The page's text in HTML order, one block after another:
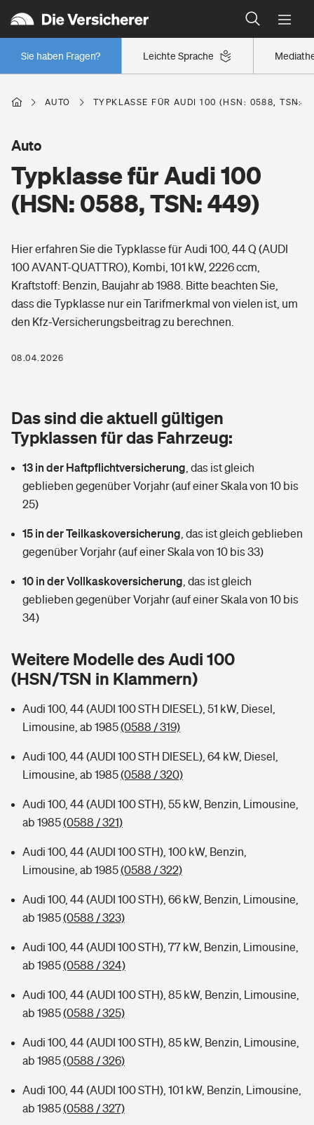
Leichte Sprache
Sie haben Fragen?
Wer versichert was: Jetzt Versicherer finden
Regionalklassen: So ist Ihre Region eingestuft
Wer versichert was: Jetzt Versicherer finden
Berufsunfähigkeitsversicherung
Erwerbsunfähigkeitsversicherung
Grundfähigkeitsversicherung
Arbeitsrechtsschutz
Berufshaftpflichtversicherung
Zur Übersicht
Tools
Wer versichert was: Jetzt Versicherer finden
Sie haben Fragen?
Wohnen
Elementarversicherung
Glasversicherung
Mietkautionsversicherung
Restkreditversicherung
Tools
Hochwasser-Check: Wie gefährdet ist Ihr Haus?
Sie haben Fragen?
Freizeit
Pri­vate Haft­pflicht­
Kinderunfall­ver­si­che­rung
Kinderinvalidität
Hundehalter-Haftpflicht
Handyversicherung
Private Cyberversicherung
Zur Übersicht
Kinderunfall-Check: Mehr Sicherheit für deine Kids
Typklassen: So ist Ihr Auto eingestuft
Sie haben Fragen?
Gesundheit
Private Krankenversicherung
Dread-Disease-Versicherung
Tierkrankenversicherung
Zur Übersicht
Tools
Wer versichert was: Jetzt Versicherer finden
Rentenrechner: Wie viel Geld bekomme ich im Alter?
AUTO TYPKLASSE FÜR AUDI 100 (HSN: 0588, TSN:
Typklasse für Audi 100
(HSN: 0588, TSN: 449)
Auto
Hier erfahren Sie die Typklasse für Audi 100, 44 Q (AUDI
100 AVANT-QUATTRO), Kombi, 101 kW, 2226 ccm,
Kraftstoff: Benzin, Baujahr ab 1988. Bitte beachten Sie,
dass die Typklasse nur ein Tarifmerkmal von vielen ist, um
den Kfz-Versicherungsbeitrag zu berechnen.
08.04.2026
Das sind die aktuell gültigen
Typklassen für das Fahrzeug:
13 in der Haftpflichtversicherung das ist gleich
geblieben gegenüber Vorjahr (auf einer Skala von 10 bis
25)
15 in der Teilkaskoversicherung das ist gleich geblieben
gegenüber Vorjahr (auf einer Skala von 10 bis 33)
10 in der Vollkaskoversicherung das ist gleich
geblieben gegenüber Vorjahr (auf einer Skala von 10 bis
34)
Weitere Modelle des Audi 100
(HSN/TSN in Klammern)
Audi 100, 44 (AUDI 100 STH DIESEL), 51 kW, Diesel,
Limousine, ab 1985(0588 / 319)
Audi 100, 44 (AUDI 100 STH DIESEL), 64 kW, Diesel,
Limousine, ab 1985(0588 / 320)
Audi 100, 44 (AUDI 100 STH), 55 kW, Benzin, Limousine,
ab 1985(0588 / 321)
Audi 100, 44 (AUDI 100 STH), 100 kW, Benzin,
Limousine, ab 1985(0588 / 322)
Audi 100, 44 (AUDI 100 STH), 66 kW, Benzin, Limousine,
ab 1985(0588 / 323)
Audi 100, 44 (AUDI 100 STH), 77 kW, Benzin, Limousine,
ab 1985(0588 / 324)
Audi 100, 44 (AUDI 100 STH), 85 kW, Benzin, Limousine,
ab 1985(0588 / 325)
Audi 100, 44 (AUDI 100 STH), 85 kW, Benzin, Limousine,
ab 1985(0588 / 326)
Audi 100, 44 (AUDI 100 STH), 101 kW, Benzin, Limousine,
ab 1985(0588 / 327)